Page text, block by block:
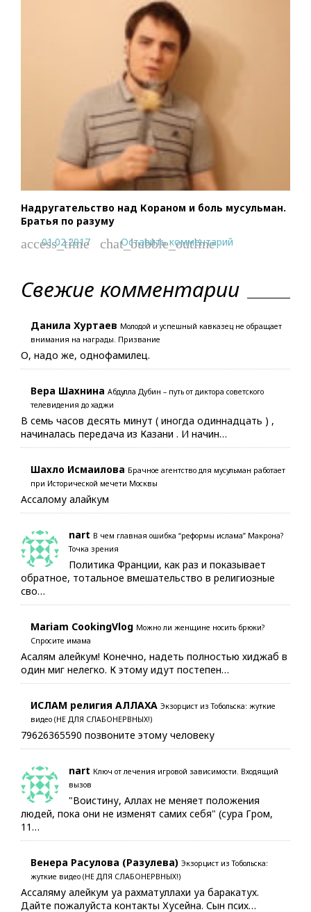
Надругательство над Кораном и боль мусульман.
Братья по разуму
access_time
01.02.2017 chat_bubble_outline
Оставить комментарий
Свежие комментарии
Данила Хуртаев Молодой и успешный кавказец не обращает
внимания на награды. Призвание
О, надо же, однофамилец.
Вера Шахнина Абдулла Дубин – путь от диктора советского
телевидения до хаджи
В семь часов десять минут ( иногда одиннадцать ) ,
начиналась передача из Казани . И начин…
Шахло Исмаилова Брачное агентство для мусульман работает
при Исторической мечети Москвы
Ассалому алайкум
nart В чем главная ошибка “реформы ислама” Макрона?
Точка зрения
Политика Франции, как раз и показывает
обратное, тотальное вмешательство в религиозные
сво…
Mariam CookingVlog Можно ли женщине носить брюки?
Спросите имама
Асалям алейкум! Конечно, надеть полностью хиджаб в
один миг нелегко. К этому идут постепен…
ИСЛАМ религия АЛЛАХА Экзорцист из Тобольска: жуткие
видео (НЕ ДЛЯ СЛАБОНЕРВНЫХ!)
79626365590 позвоните этому человеку
nart Ключ от лечения игровой зависимости. Входящий
вызов
"Воистину, Аллах не меняет положения
людей, пока они не изменят самих себя" (сура Гром,
11…
Венера Расулова (Разулева) Экзорцист из Тобольска:
жуткие видео (НЕ ДЛЯ СЛАБОНЕРВНЫХ!)
Ассаляму алейкум уа рахматуллахи уа баракатух.
Дайте пожалуйста контакты Хусейна. Сын псих…